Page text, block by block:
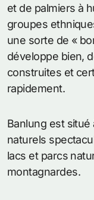
et de palmiers à
groupes
une sorte de «
développe bien,
construites et
rapidement.
Banlung est
naturels
lacs et parcs
montagnardes.